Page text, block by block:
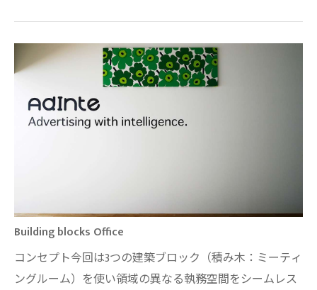
Building blocks Office
コンセプト今回は3つの建築ブロック（積み木：ミーティ
ングルーム）を使い領域の異なる執務空間をシームレス